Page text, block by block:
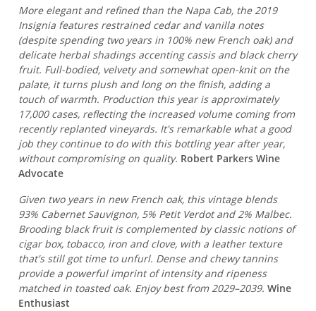
More elegant and refined than the Napa Cab, the 2019
Insignia features restrained cedar and vanilla notes
(despite spending two years in 100% new French oak) and
delicate herbal shadings accenting cassis and black cherry
fruit. Full-bodied, velvety and somewhat open-knit on the
palate, it turns plush and long on the finish, adding a
touch of warmth. Production this year is approximately
17,000 cases, reflecting the increased volume coming from
recently replanted vineyards. It's remarkable what a good
job they continue to do with this bottling year after year,
without compromising on quality. Robert Parkers Wine
Advocate
Given two years in new French oak, this vintage blends
93% Cabernet Sauvignon, 5% Petit Verdot and 2% Malbec.
Brooding black fruit is complemented by classic notions of
cigar box, tobacco, iron and clove, with a leather texture
that's still got time to unfurl. Dense and chewy tannins
provide a powerful imprint of intensity and ripeness
matched in toasted oak. Enjoy best from 2029–2039.Wine
Enthusiast